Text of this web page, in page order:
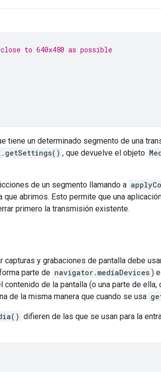
to 640x480 as possible
tiene un determinado segmento de una
, que devuelve el objeto
de un segmento llamando a
abrimos. Esto permite que una
primero la transmisión existente.
capturas y grabaciones de pantalla debe
parte de navigator.mediaDevices )
contenido de la pantalla (o una parte de ella,
de la misma manera que cuando se usa
difieren de las que se usan para la